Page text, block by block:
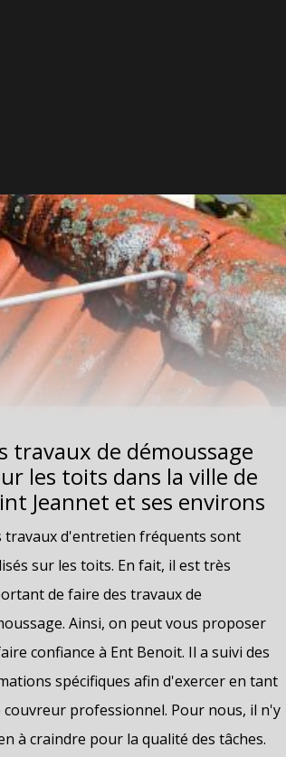
travaux de démoussage
les toits dans la ville de
Jeannet et ses environs
travaux d'entretien fréquents sont
sur les toits. En fait, il est très
de faire des travaux de
Ainsi, on peut vous proposer
confiance à Ent Benoit. Il a suivi des
spécifiques afin d'exercer en tant
couvreur professionnel. Pour nous, il n'y
à craindre pour la qualité des tâches.